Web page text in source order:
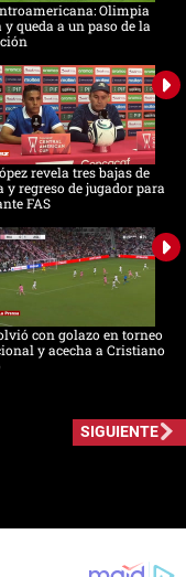
Olimpia
queda a un paso de la
revela tres bajas de
y regreso de jugador para
FAS
con golazo en torneo
y acecha a Cristiano
SIGUIENTE